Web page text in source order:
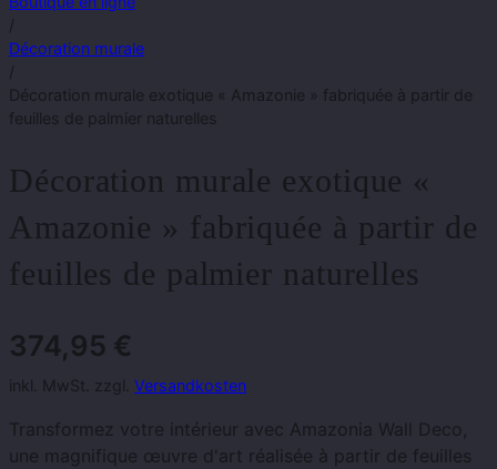
/
Décoration murale
/
Décoration murale exotique « Amazonie » fabriquée à partir de
feuilles de palmier naturelles
Décoration murale exotique «
Amazonie » fabriquée à partir de
feuilles de palmier naturelles
374,95 €
inkl. MwSt. zzgl. Versandkosten
Transformez votre intérieur avec Amazonia Wall Deco,
une magnifique œuvre d'art réalisée à partir de feuilles